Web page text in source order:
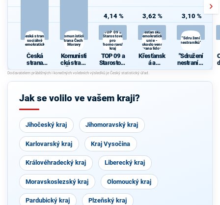
Česká strana
sociálně
demokratická
Česká
strana
sociálně
demokrati
cká
Komunistická
strana Čech a
Moravy
Komunisti
cká strana
Čech a
Moravy
4,14 %
TOP 09 a
Starostové
pro
Jihomoravský
kraj
TOP 09 a
Starostové
pro
Jihomorav
ský kraj
3,62 %
Křesťanská a
demokratická
unie -
Československá
strana lidová
Křesťansk
á a
demokrati
cká unie -
Českoslov
3,10 %
"Sdružení
nestraníků"
"Sdružení
nestraníků
"
Jak se volilo ve vašem kraji?
Jihočeský kraj Jihomoravský kraj
Karlovarský kraj Kraj Vysočina
Královéhradecký kraj Liberecký kraj
Moravskoslezský kraj Olomoucký kraj
Pardubický kraj Plzeňský kraj